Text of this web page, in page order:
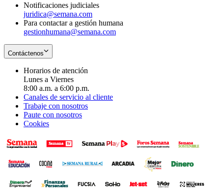
Notificaciones judiciales
juridica@semana.com
Para contactar a gestión humana
gestionhumana@semana.com
Contáctenos
Horarios de atención
Lunes a Viernes
8:00 a.m. a 6:00 p.m.
Canales de servicio al cliente
Trabaje con nosotros
Paute con nosotros
Cookies